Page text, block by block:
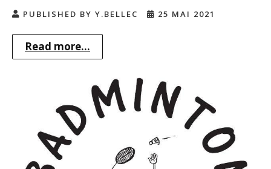
PUBLISHED BY Y.BELLEC 25 MAI 2021
Read more...